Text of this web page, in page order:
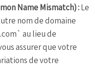
Name Mismatch) :Le
nom de domaine
au lieu de
assurer que votre
de votre